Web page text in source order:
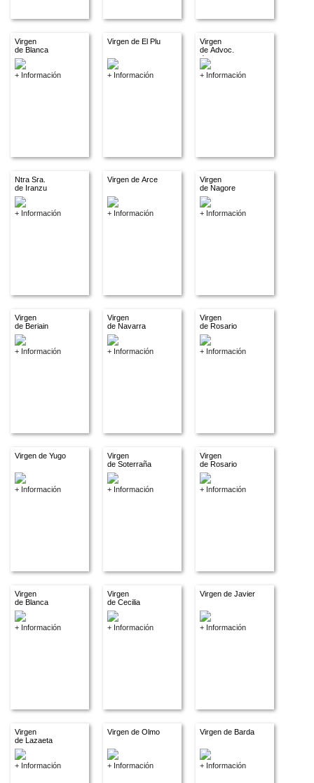
Virgen
de Blanca
+ Información
Virgen de El Plu
+ Información
Virgen
de Advoc.
descon.
+ Información
Ntra Sra.
de Iranzu
+ Información
Virgen de Arce
+ Información
Virgen
de Nagore
+ Información
Virgen
de Beriain
+ Información
Virgen
de Navarra
+ Información
Virgen
de Rosario
+ Información
Virgen de Yugo
+ Información
Virgen
de Soterraña
+ Información
Virgen
de Rosario
+ Información
Virgen
de Blanca
+ Información
Virgen
de Cecilia
+ Información
Virgen de Javier
+ Información
Virgen
de Lazaeta
+ Información
Virgen de Olmo
+ Información
Virgen de Barda
+ Información